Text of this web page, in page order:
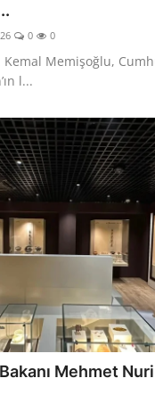
0 0
Kemal Memişoğlu,
l...
Mehmet